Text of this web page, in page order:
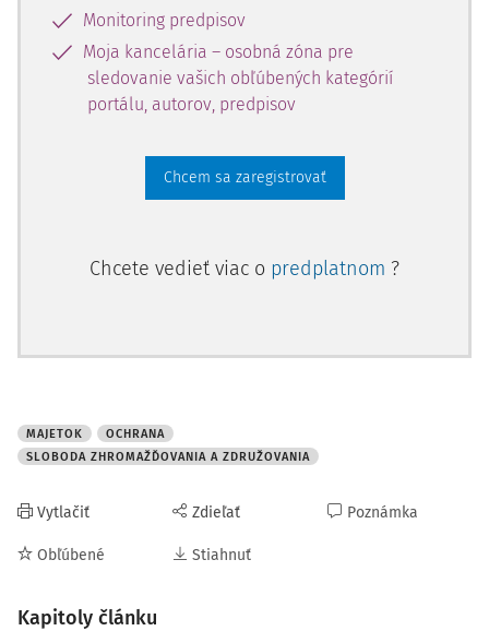
Monitoring predpisov
Moja kancelária – osobná zóna pre
sledovanie vašich obľúbených kategórií
portálu, autorov, predpisov
Chcem sa zaregistrovať
Chcete vedieť viac o predplatnom ?
MAJETOK
OCHRANA
SLOBODA ZHROMAŽĎOVANIA A ZDRUŽOVANIA
Vytlačiť
Obľúbené
Zdieľať
Stiahnuť
Poznámka
Kapitoly článku